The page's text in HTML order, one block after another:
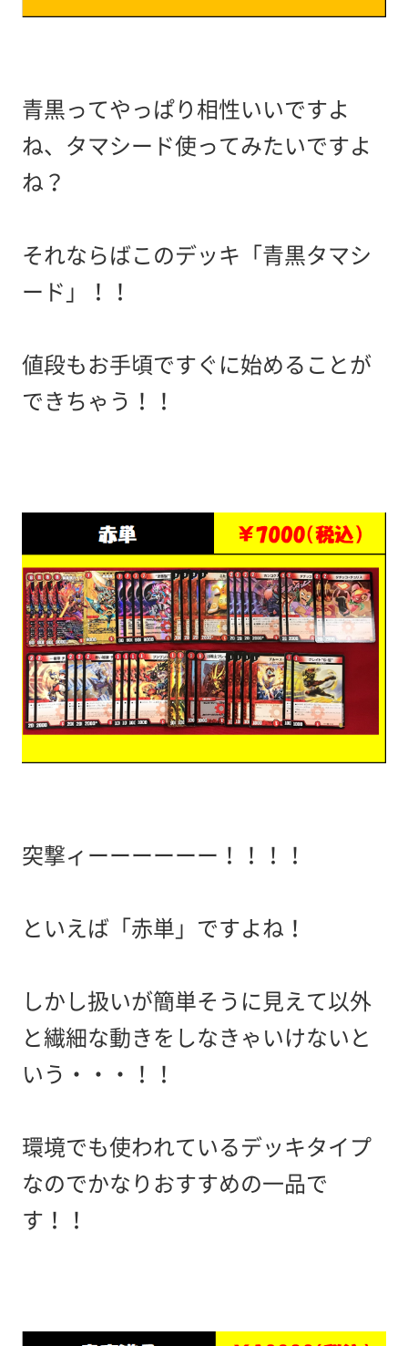
青黒ってやっぱり相性いいですよ
ね、タマシード使ってみたいですよ
ね？
それならばこのデッキ「青黒タマシ
ード」！！
値段もお手頃ですぐに始めることが
できちゃう！！
突撃ィーーーーーー！！！！
といえば「赤単」ですよね！
しかし扱いが簡単そうに見えて以外
と繊細な動きをしなきゃいけないと
いう・・・！！
環境でも使われているデッキタイプ
なのでかなりおすすめの一品で
す！！